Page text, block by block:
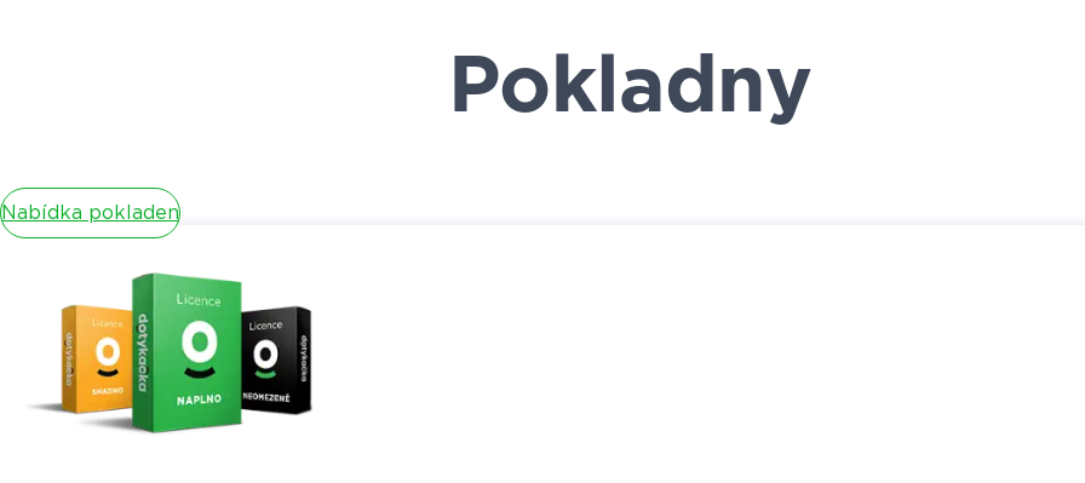
Pokladny
Nabídka pokladen